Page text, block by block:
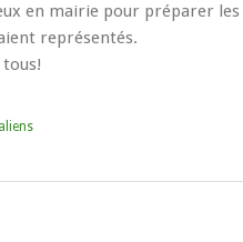
en mairie pour préparer
représentés.